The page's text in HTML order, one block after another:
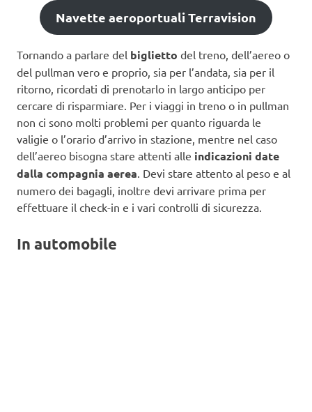
Navette aeroportuali Terravision
Tornando a parlare del biglietto del treno, dell’aereo o
del pullman vero e proprio, sia per l’andata, sia per il
ritorno, ricordati di prenotarlo in largo anticipo per
cercare di risparmiare. Per i viaggi in treno o in pullman
non ci sono molti problemi per quanto riguarda le
valigie o l’orario d’arrivo in stazione, mentre nel caso
dell’aereo bisogna stare attenti alle indicazioni date
dalla compagnia aerea . Devi stare attento al peso e al
numero dei bagagli, inoltre devi arrivare prima per
effettuare il check-in e i vari controlli di sicurezza.
In automobile